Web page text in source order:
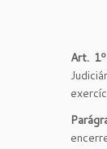
Art. 1º